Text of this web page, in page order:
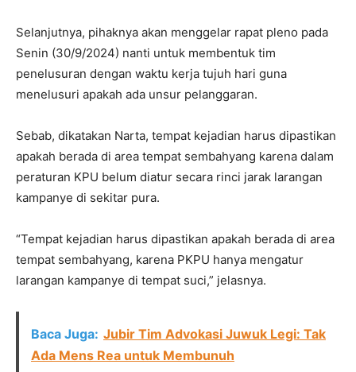
Selanjutnya, pihaknya akan menggelar rapat pleno pada
Senin (30/9/2024) nanti untuk membentuk tim
penelusuran dengan waktu kerja tujuh hari guna
menelusuri apakah ada unsur pelanggaran.
Sebab, dikatakan Narta, tempat kejadian harus dipastikan
apakah berada di area tempat sembahyang karena dalam
peraturan KPU belum diatur secara rinci jarak larangan
kampanye di sekitar pura.
“Tempat kejadian harus dipastikan apakah berada di area
tempat sembahyang, karena PKPU hanya mengatur
larangan kampanye di tempat suci,” jelasnya.
Baca Juga: Jubir Tim Advokasi Juwuk Legi: Tak
Ada Mens Rea untuk Membunuh